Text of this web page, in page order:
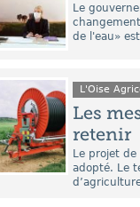
Le
de l'eau»
L'Oise
Les
retenir
Le projet
adopté. Le